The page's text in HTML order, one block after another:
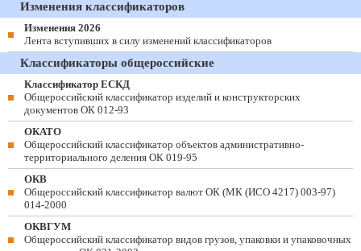
Изменения классификаторов
Изменения 2026
Лента вступивших в силу изменений классификаторов
Классификаторы общероссийские
Классификатор ЕСКД
Общероссийский классификатор изделий и конструкторских
документов ОК 012-93
ОКАТО
Общероссийский классификатор объектов административно-
территориального деления ОК 019-95
ОКВ
Общероссийский классификатор валют ОК (МК (ИСО 4217) 003-97)
014-2000
ОКВГУМ
Общероссийский классификатор видов грузов, упаковки и упаковочных